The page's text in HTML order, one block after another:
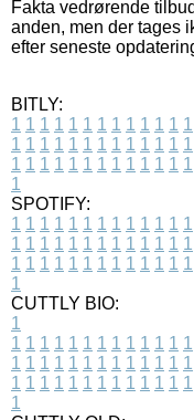
Fakta vedrørende
anden, men der tages
efter seneste
BITLY:
1 1 1 1 1 1 1 1 1 1 1 1 1
1 1 1 1 1 1 1 1 1 1 1 1 1
1 1 1 1 1 1 1 1 1 1 1 1 1
1
SPOTIFY:
1 1 1 1 1 1 1 1 1 1 1 1 1
1 1 1 1 1 1 1 1 1 1 1 1 1
1 1 1 1 1 1 1 1 1 1 1 1 1
1
CUTTLY BIO:
1
1 1 1 1 1 1 1 1 1 1 1 1 1
1 1 1 1 1 1 1 1 1 1 1 1 1
1 1 1 1 1 1 1 1 1 1 1 1 1
1